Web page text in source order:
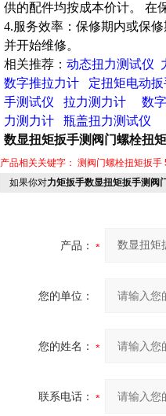
供的配件均按成本价计。 在
4.服务效率：保修期内或保
并开始维修。
相关推荐： 动态扭力测试仪
数字推拉力计
定扭矩电动扳
手测试仪
拉力测力计
数
力测力计
瓶盖扭力测试仪
数显扭矩扳手测阀门螺栓扭
产品相关关键字： 测阀门螺栓扭矩扳手
如果你对力矩扳手数显扭矩扳手测阀
产品：
您的单位：
您的姓名：
联系电话：